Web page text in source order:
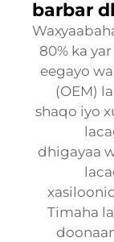
barbar
80% ka
eegayo
(OEM)
shaqo iyo
dhigayaa
Timaha